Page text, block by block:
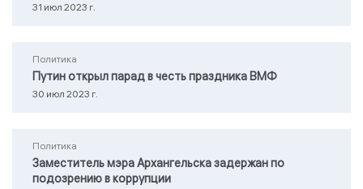
31 июл 2023 г.
Политика
Путин открыл парад в честь праздника ВМФ
30 июл 2023 г.
Политика
Заместитель мэра Архангельска задержан по
подозрению в коррупции